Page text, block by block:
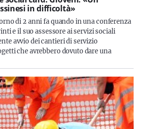
in difficoltà»
di 2 anni fa quando in una conferenza
e il suo assessore ai servizi sociali
avvio dei cantieri di servizio
che avrebbero dovuto dare una